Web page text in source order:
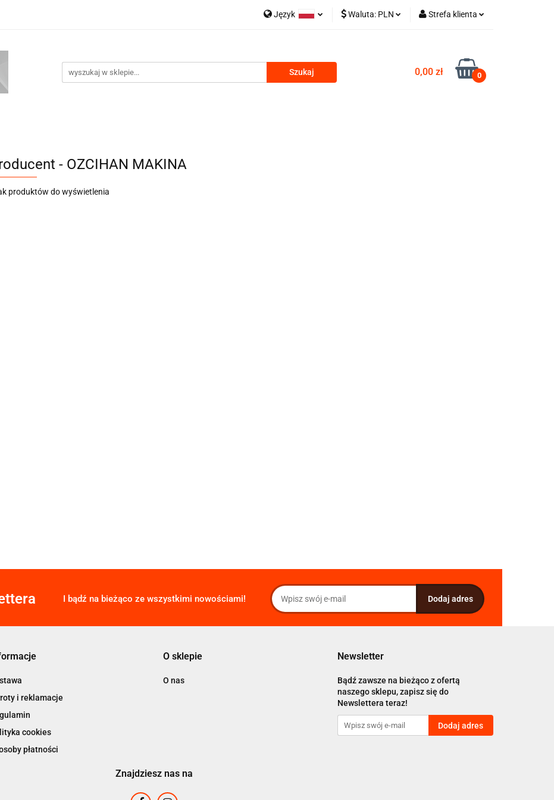
Język
English
Waluta: PLN Strefa klienta
Zarejestruj się
Dodaj zgłoszenie
0,00 zł 0
DO WYDMUCHU ZESTAWY HYDRAULICZNE WSPARCIE TECHNICZNE
- OZCIHAN MAKINA
produktów do wyświetlenia
I bądź na bieżąco ze wszystkimi nowościami!
i reklamacje
cookies
płatności
O sklepie
O nas
Newsletter
Bądź zawsze na bieżąco z ofertą
naszego sklepu, zapisz się do
Newslettera teraz!
Znajdziesz nas na